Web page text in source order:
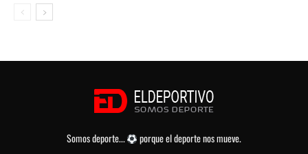
Somos deporte... porque el deporte nos mueve.